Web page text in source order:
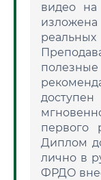
видео на
первого
Диплом
лично в
ФРДО